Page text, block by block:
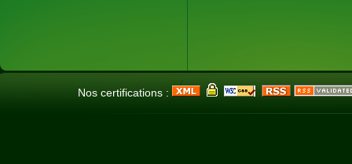
Nos certifications :